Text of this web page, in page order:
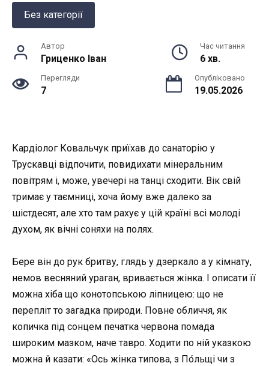
Без категорії
Автор
Гриценко Іван
Час читання
6 хв.
Перегляди
7
Опубліковано
19.05.2026
Кардіолог Ковальчук приїхав до санаторію у
Трускавці відпочити, повидихати мінеральним
повітрям і, може, увечері на танці сходити. Вік свій
тримає у таємниці, хоча йому вже далеко за
шістдесят, але хто там рахує у цій країні всі молоді
духом, як вічні соняхи на полях.
Бере він до рук бритву, глядь у дзеркало а у кімнату,
немов весняний ураган, вривається жінка. І описати її
можна хіба що конотопською ліпницею: що не
перепліт то загадка природи. Повне обличчя, як
копичка під сонцем печатка червона помада
широким мазком, наче тавро. Ходити по ній указкою
можна й казати: «Ось жінка типова, з По́льщі чи з